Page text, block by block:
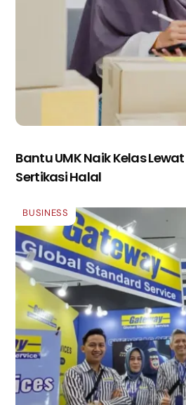
Bantu UMK Naik Kelas
Sertikasi Halal
BUSINESS